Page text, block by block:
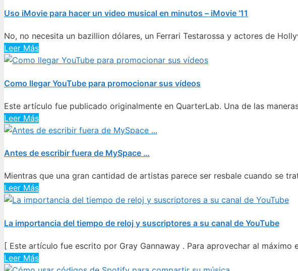
Uso iMovie para hacer un video musical en minutos – iMovie ’11
No, no necesita un bazillion dólares, un Ferrari Testarossa y actores de
Leer Más
Como llegar YouTube para promocionar sus vídeos
Este artículo fue publicado originalmente en QuarterLab. Una de las
Leer Más
Antes de escribir fuera de MySpace …
Mientras que una gran cantidad de artistas parece ser resbale cuando se
Leer Más
La importancia del tiempo de reloj y suscriptores a su canal de YouTube
[ Este artículo fue escrito por Gray Gannaway . Para aprovechar al máximo
Leer Más